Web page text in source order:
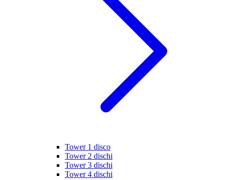
Tower 1 disco
Tower 2 dischi
Tower 3 dischi
Tower 4 dischi